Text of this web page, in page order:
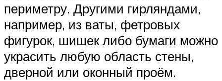
периметру. Другими гирляндами,
например, из ваты, фетровых
фигурок, шишек либо бумаги можно
украсить любую область стены,
дверной или оконный проём.